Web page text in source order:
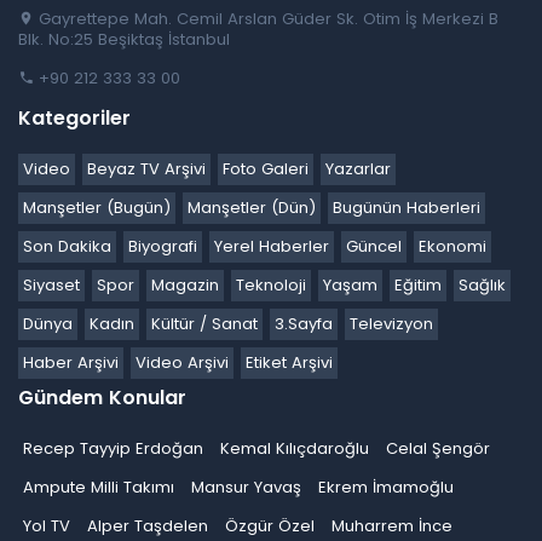
Gayrettepe Mah. Cemil Arslan Güder Sk. Otim İş Merkezi B
Blk. No:25 Beşiktaş İstanbul
+90 212 333 33 00
Kategoriler
Video Beyaz TV Arşivi Foto Galeri
Yazarlar
Manşetler (Bugün)
Manşetler (Dün)
Bugünün Haberleri
Son Dakika
Biyografi Yerel Haberler Güncel
Ekonomi
Siyaset
Spor Magazin Teknoloji Yaşam Eğitim
Sağlık
Dünya
Kadın Kültür / Sanat 3.Sayfa
Televizyon
Haber Arşivi
Video Arşivi Etiket Arşivi
Gündem Konular
Recep Tayyip Erdoğan Kemal Kılıçdaroğlu
Celal Şengör
Ampute Milli Takımı
Mansur Yavaş
Ekrem İmamoğlu
Yol TV
Alper Taşdelen Özgür Özel
Muharrem İnce